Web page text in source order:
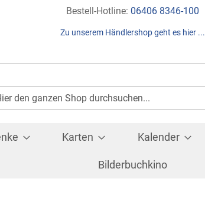
Direkt
Inhalt
Bestell-Hotline: 06406 8346-100
Zu unserem Händlershop geht es hier ...
Suche
Karten Kalender
Bilderbuchkino